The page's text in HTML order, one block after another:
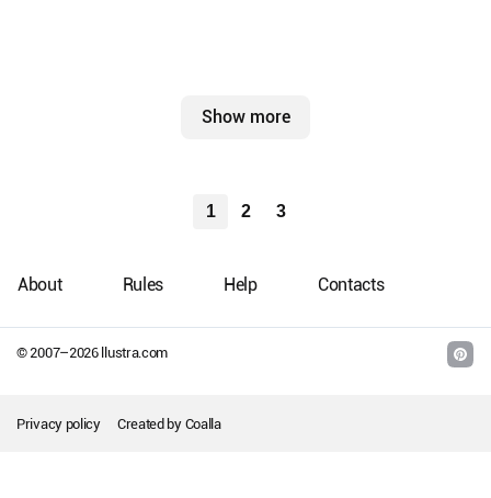
Show more
1 2 3
© 2007–2026llustra.com
About Rules Help Contacts
Privacy policy Created by Coalla